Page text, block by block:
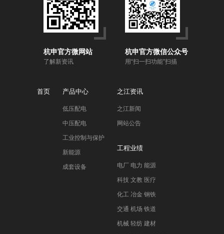
杭申官方微网站
了解新资讯
杭申官方微信公众号
用“扫一扫功能”扫描
首页 产品中心
低压配电
中压配电
工业控制与保护
新能源
成套设备
之江资讯
之江新闻
网站公告
工程业绩
电厂 电力 能源
科技 文教 医疗
化工 冶金 钢铁
交通 机场 铁道
机械 轻纺 建材